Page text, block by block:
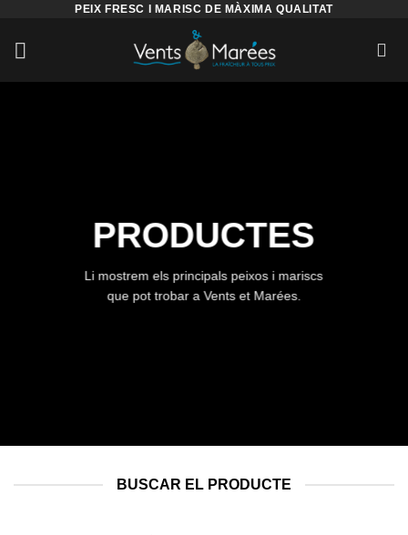
PEIX FRESC I MARISC DE MÀXIMA QUALITAT
PRODUCTES
Li mostrem els principals peixos i mariscs
que pot trobar a Vents et Marées.
BUSCAR EL PRODUCTE